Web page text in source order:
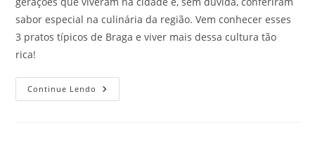
sabor especial na culinária da região. Vem conhecer esses
3 pratos típicos de Braga e viver mais dessa cultura tão
rica!
Continue Lendo
Pratos